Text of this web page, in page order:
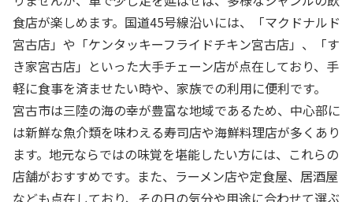
食店が楽しめます。国道45号線沿いには、「マクドナルド
宮古店」や「ケンタッキーフライドチキン宮古店」、「す
き家宮古店」といった大手チェーン店が点在しており、手
軽に食事を済ませたい時や、家族での利用に便利です。
宮古市は三陸の海の幸が豊富な地域であるため、中心部に
は新鮮な魚介類を味わえる寿司店や海鮮料理店が多くあり
ます。地元ならではの味覚を堪能したい方には、これらの
店舗がおすすめです。また、ラーメン店や定食屋、居酒屋
なども点在しており、その日の気分や用途に合わせて選ぶ